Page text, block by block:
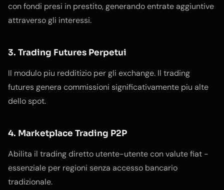
con fondi presi in prestito, generando entrate aggiuntive
attraverso gli interessi.
3. Trading Futures Perpetui
Il modulo piu redditizio per gli exchange. Il trading
futures genera commissioni significativamente piu alte
dello spot.
4. Marketplace Trading P2P
Abilita il trading diretto utente-utente con valute fiat -
essenziale per regioni senza accesso bancario
tradizionale.